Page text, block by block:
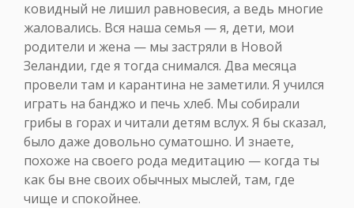
ковидный не лишил равновесия, а ведь многие
жаловались. Вся наша семья — я, дети, мои
родители и жена — мы застряли в Новой
Зеландии, где я тогда снимался. Два месяца
провели там и карантина не заметили. Я учился
играть на банджо и печь хлеб. Мы собирали
грибы в горах и читали детям вслух. Я бы сказал,
было даже довольно суматошно. И знаете,
похоже на своего рода медитацию — когда ты
как бы вне своих обычных мыслей, там, где
чище и спокойнее.